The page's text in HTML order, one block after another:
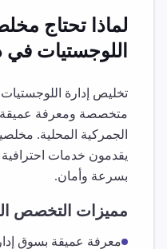
لماذا تحتاج
اللوجستيات في
تخليص إدارة اللوجستيات
متخصصة ومعرفة عميقة
الجمركية المحلية.
يقدمون خدمات
بسرعة وأمان.
مميزات التخصص
معرفة عميقة بسوق